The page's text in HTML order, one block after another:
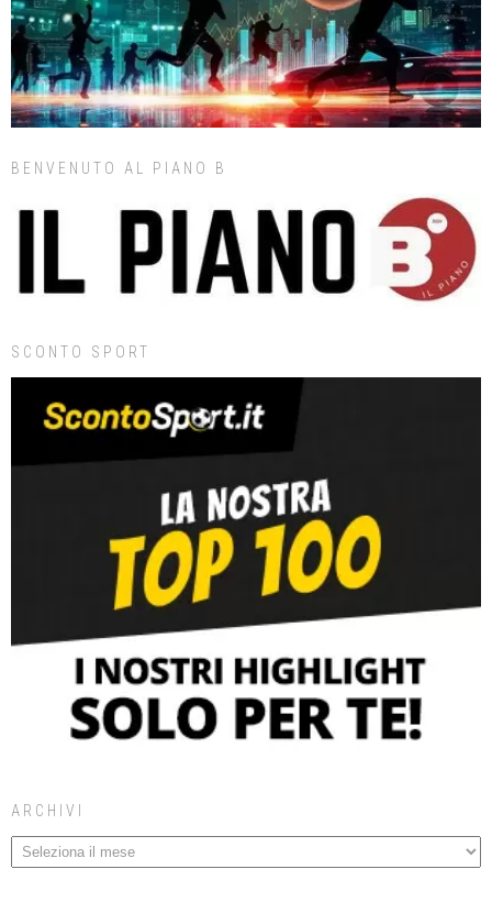
BENVENUTO AL PIANO B
SCONTO SPORT
ARCHIVI